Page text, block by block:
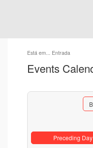
Está em... Entrada
Events
Preceding Day